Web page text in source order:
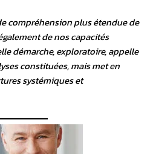
compréhension plus étendue de
de nos capacités
démarche, exploratoire, appelle
constituées, mais met en
systémiques et